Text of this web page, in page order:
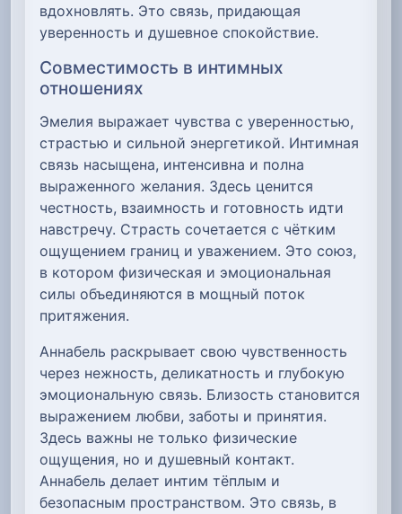
вдохновлять. Это связь, придающая
уверенность и душевное спокойствие.
Совместимость в интимных
отношениях
Эмелия выражает чувства с уверенностью,
страстью и сильной энергетикой. Интимная
связь насыщена, интенсивна и полна
выраженного желания. Здесь ценится
честность, взаимность и готовность идти
навстречу. Страсть сочетается с чётким
ощущением границ и уважением. Это союз,
в котором физическая и эмоциональная
силы объединяются в мощный поток
притяжения.
Аннабель раскрывает свою чувственность
через нежность, деликатность и глубокую
эмоциональную связь. Близость становится
выражением любви, заботы и принятия.
Здесь важны не только физические
ощущения, но и душевный контакт.
Аннабель делает интим тёплым и
безопасным пространством. Это связь, в